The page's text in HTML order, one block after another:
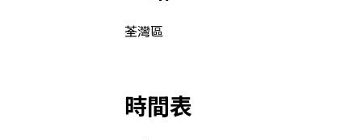
荃灣區
時間表